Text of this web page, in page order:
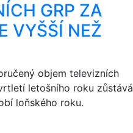
GRP ZA
VYŠŠÍ NEŽ
objem televizních
letošního roku zůstává
loňského roku.